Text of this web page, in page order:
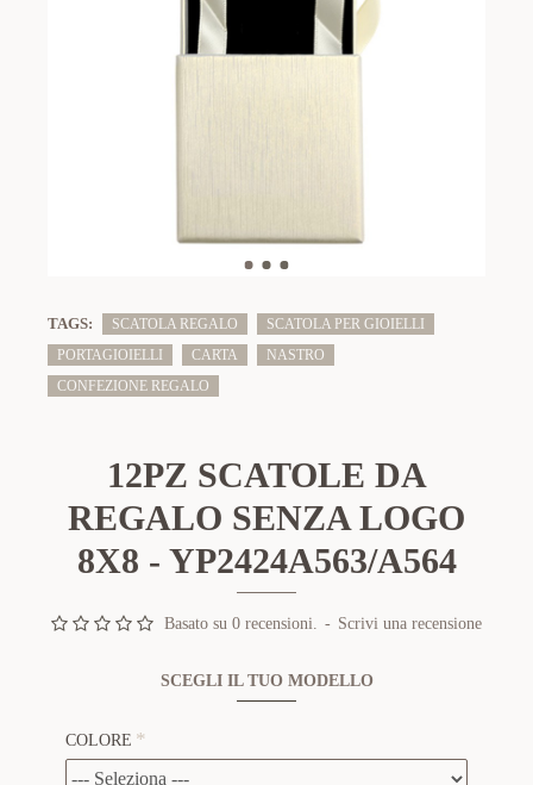
TAGS: SCATOLA REGALO
SCATOLA PER GIOIELLI
PORTAGIOIELLI
CARTA
NASTRO
CONFEZIONE REGALO
12PZ SCATOLE DA
REGALO SENZA LOGO
8X8 - YP2424A563/A564
Basato su 0 recensioni. - Scrivi una recensione
SCEGLI IL TUO MODELLO
COLORE